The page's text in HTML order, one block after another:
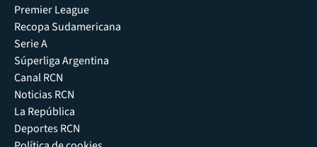
Premier League
Recopa Sudamericana
Serie A
Súperliga Argentina
Canal RCN
Noticias RCN
La República
Deportes RCN